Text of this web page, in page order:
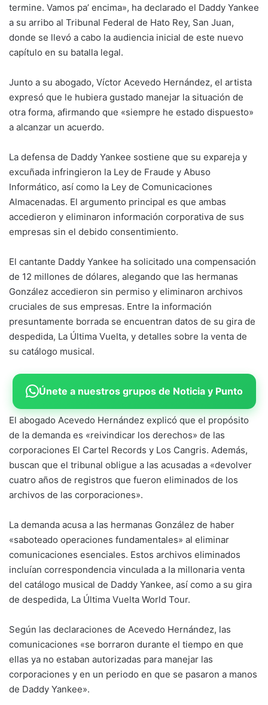
termine. Vamos pa’ encima», ha declarado el Daddy Yankee
a su arribo al Tribunal Federal de Hato Rey, San Juan,
donde se llevó a cabo la audiencia inicial de este nuevo
capítulo en su batalla legal.
Junto a su abogado, Víctor Acevedo Hernández, el artista
expresó que le hubiera gustado manejar la situación de
otra forma, afirmando que «siempre he estado dispuesto»
a alcanzar un acuerdo.
La defensa de Daddy Yankee sostiene que su expareja y
excuñada infringieron la Ley de Fraude y Abuso
Informático, así como la Ley de Comunicaciones
Almacenadas. El argumento principal es que ambas
accedieron y eliminaron información corporativa de sus
empresas sin el debido consentimiento.
El cantante Daddy Yankee ha solicitado una compensación
de 12 millones de dólares, alegando que las hermanas
González accedieron sin permiso y eliminaron archivos
cruciales de sus empresas. Entre la información
presuntamente borrada se encuentran datos de su gira de
despedida, La Última Vuelta, y detalles sobre la venta de
su catálogo musical.
Únete a nuestros grupos de Noticia y Punto
El abogado Acevedo Hernández explicó que el propósito
de la demanda es «reivindicar los derechos» de las
corporaciones El Cartel Records y Los Cangris. Además,
buscan que el tribunal obligue a las acusadas a «devolver
cuatro años de registros que fueron eliminados de los
archivos de las corporaciones».
La demanda acusa a las hermanas González de haber
«saboteado operaciones fundamentales» al eliminar
comunicaciones esenciales. Estos archivos eliminados
incluían correspondencia vinculada a la millonaria venta
del catálogo musical de Daddy Yankee, así como a su gira
de despedida, La Última Vuelta World Tour.
Según las declaraciones de Acevedo Hernández, las
comunicaciones «se borraron durante el tiempo en que
ellas ya no estaban autorizadas para manejar las
corporaciones y en un periodo en que se pasaron a manos
de Daddy Yankee».